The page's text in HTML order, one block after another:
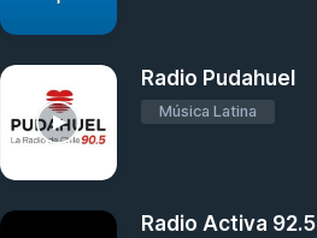
Radio Pudahuel
Música Latina
Radio Activa 92.5